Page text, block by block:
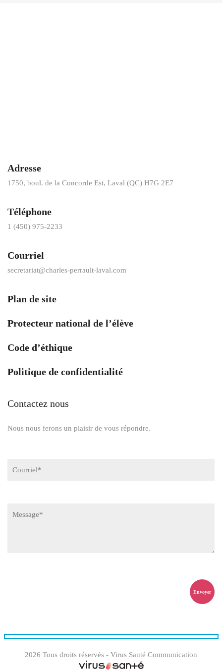
Adresse
1750, boul. de la Concorde Est, Laval (QC) H7G 2E7
Téléphone
1 (450) 975-2233
Courriel
secretariat@charles-perrault-laval.com
Plan de site
Protecteur national de l’élève
Code d’éthique
Politique de confidentialité
Contactez nous
Nous nous ferons un plaisir de vous répondre.
2026 Tous droits réservés - Virus Santé Communication